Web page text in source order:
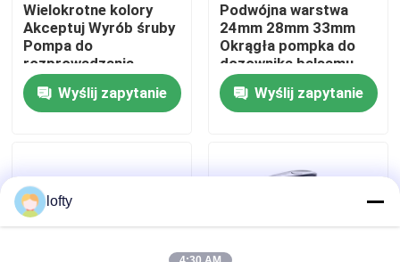
Kontrola jakości
Skontaktuj się z nami
Sprawy
Wielokrotne kolory
Akceptuj Wyrób śruby
Pompa do
rozprowadzania
balsamów z 28mm
30mm 32mm 38mm
Wyślij zapytanie
Podwójna warstwa
24mm 28mm 33mm
Okrągła pompka do
dozownika balsamu
Akceptuje
niestandardowy kolor
wtrysku
Wyślij zapytanie
lofty